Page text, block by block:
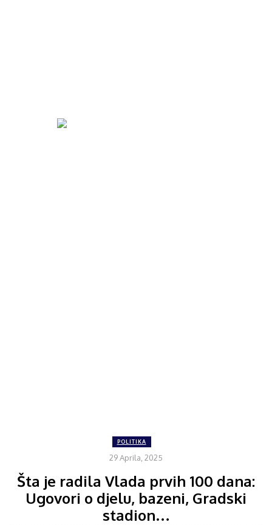
POLITIKA
29 Aprila, 2025
Šta je radila Vlada prvih 100 dana:
Ugovori o djelu, bazeni, Gradski
stadion…